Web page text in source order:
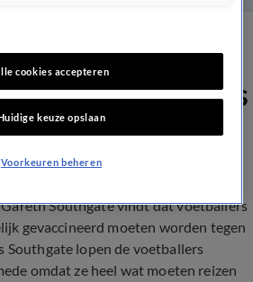
pleit
voor voetballers
Gareth Southgate vindt dat voetballers
gevaccineerd moeten worden tegen
Southgate lopen de voetballers
omdat ze heel wat moeten reizen
cookies accepteren
keuze opslaan
Voorkeuren beheren